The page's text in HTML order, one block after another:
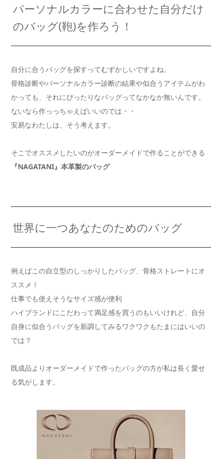
パーソナルカラーに合わせた自分だけ
のバッグ(鞄)を作ろう！
自分に合うバッグを探すってむずかしいですよね。
骨格診断やパーソナルカラー診断の結果や似合うアイテムがわ
かっても、それにぴったりなバッグってなかなか無いんです。
ないなら作っっちゃえばいいのでは・・
安易なわたしは、そう考えます。
そこでオススメしたいのがオーダーメイドで作ることができる
『NAGATANI』本革製のバッグ
世界に一つあなたのためのバッグ
例えばこの自立型のしっかりしたバッグ、骨格ストレートにオ
ススメ！
仕事でも使えそうなサイズ感が便利
ハイブランドにこだわって満足感を買うのもいいけれど、自分
自身に似合うバッグを新調してみるワクワクもたまにはいいの
では？
既成品よりオーダーメイドで作ったバッグの方が私は長く愛せ
る気がします。